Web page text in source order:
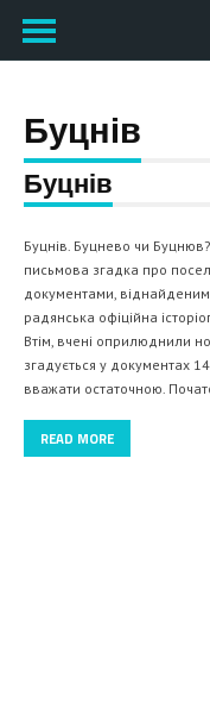
Буцнів
Буцнів
Буцнів. Буцнево чи
письмова згадка про
документами,
радянська офіційна
Втім, вчені оприлюднили
згадується у документах
вважати остаточною.
READ MORE